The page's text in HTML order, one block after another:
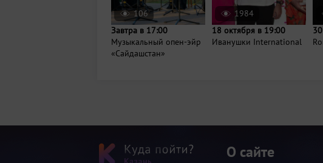
106
Завтра в 17:00
Музыкальный опен-эйр
«Сайдашстан»
1984
18 октября в 19:00
Иванушки International
О сайте